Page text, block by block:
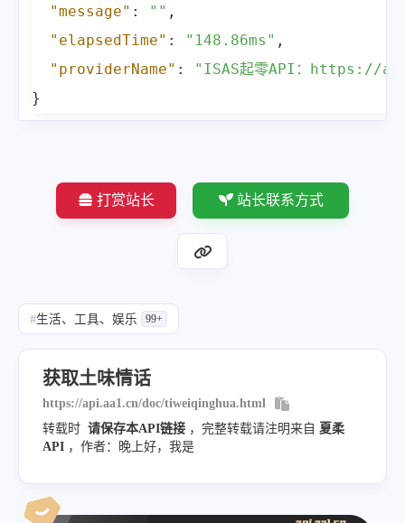
"message" : "" ,
"elapsedTime" : "148.86ms" ,
"providerName" :
"ISAS起零API：https://
}
打赏站长 站长联系方式
#生活、工具、娱乐 99+
获取土味情话
https://api.aa1.cn/doc/tiweiqinghua.html
转载时 请保存本API链接 ，完整转载请注明来自 夏柔
API ，作者：晚上好，我是